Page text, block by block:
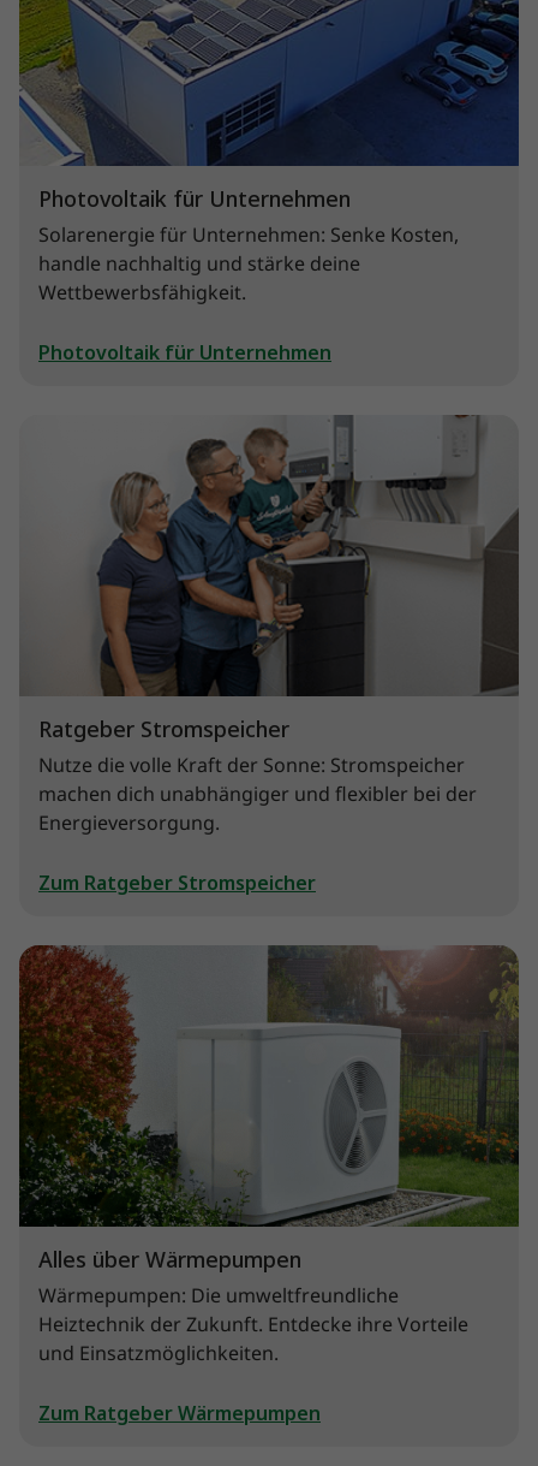
Photovoltaik für Unternehmen
Solarenergie für Unternehmen: Senke Kosten,
handle nachhaltig und stärke deine
Wettbewerbsfähigkeit.
Photovoltaik für Unternehmen
Ratgeber Stromspeicher
Nutze die volle Kraft der Sonne: Stromspeicher
machen dich unabhängiger und flexibler bei der
Energieversorgung.
Zum Ratgeber Stromspeicher
Alles über Wärmepumpen
Wärmepumpen: Die umweltfreundliche
Heiztechnik der Zukunft. Entdecke ihre Vorteile
und Einsatzmöglichkeiten.
Zum Ratgeber Wärmepumpen